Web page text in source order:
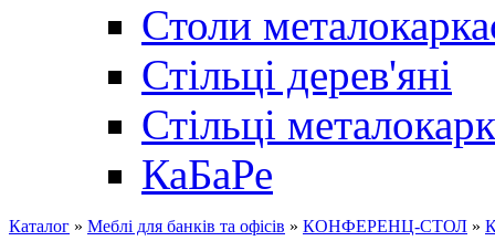
Столи
Стільці дерев'яні
Стільці
КаБаРе
Каталог » Меблі для банків та офісів » КОНФЕРЕНЦ-СТОЛ »